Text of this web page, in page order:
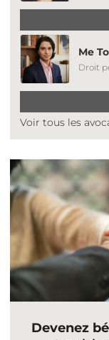
Me
Droit
Voir tous les
Devenez